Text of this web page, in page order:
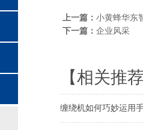
上一篇： 小黄蜂华东
下一篇： 企业风采
【相关推
缠绕机如何巧妙运用